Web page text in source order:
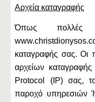
Αρχεία καταγραφής
Όπως πολλές
καταγραφής σας. Οι
αρχείων
Protocol (IP) σας,
παροχό υπηρεσιών